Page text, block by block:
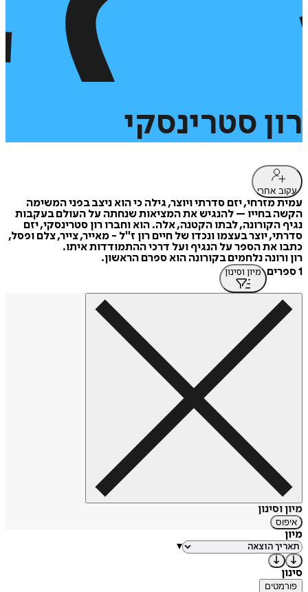
רון סטרינסקי
עקוב אחרי
עמית מזרחי, יזם סדרתי ויוצר, גילה כי הוא ניצב בפני המשימה
הקשה בחייו – להנגיש את המציאות שנחתה על העולם בעקבות
נגיף הקורונה, לבתו הקטנה, אלה. הוא וחברו רון סטרינסקי, יזם
סדרתי, יוצר בעצמו ונכדו של חיים רון ז"ל - מאייר, צייר, צלם ופסל,
כתבו את הספר על הנגיף ועל דרכי ההתמודדות איתו.
רון ורונה נלחמים בקורונה הוא ספרם הראשון.
1 ספרים
מיון וסינון
מיון וסינון
איפוס
מיון
▾
סינון
פורמטים